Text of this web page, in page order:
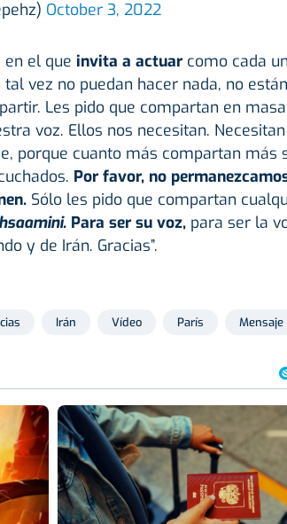
October 3, 2022
en el que invita a actuarcomo cada
tal vez no puedan hacer nada, no
Les pido que compartan en
voz. Ellos nos necesitan.
porque cuanto más compartan más
Por favor, no
Sólo les pido que compartan
. Para ser su voz,para ser la
y de Irán. Gracias”.
Irán Vídeo París Mensaje